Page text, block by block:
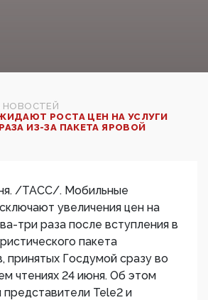
НОВОСТЕЙ
РОСТА ЦЕН НА УСЛУГИ
ИЗ-ЗА ПАКЕТА ЯРОВОЙ
/ТАСС/. Мобильные
увеличения цен на
три раза после вступления в
пакета
принятых Госдумой сразу во
чтениях 24 июня. Об этом
Tele2 и